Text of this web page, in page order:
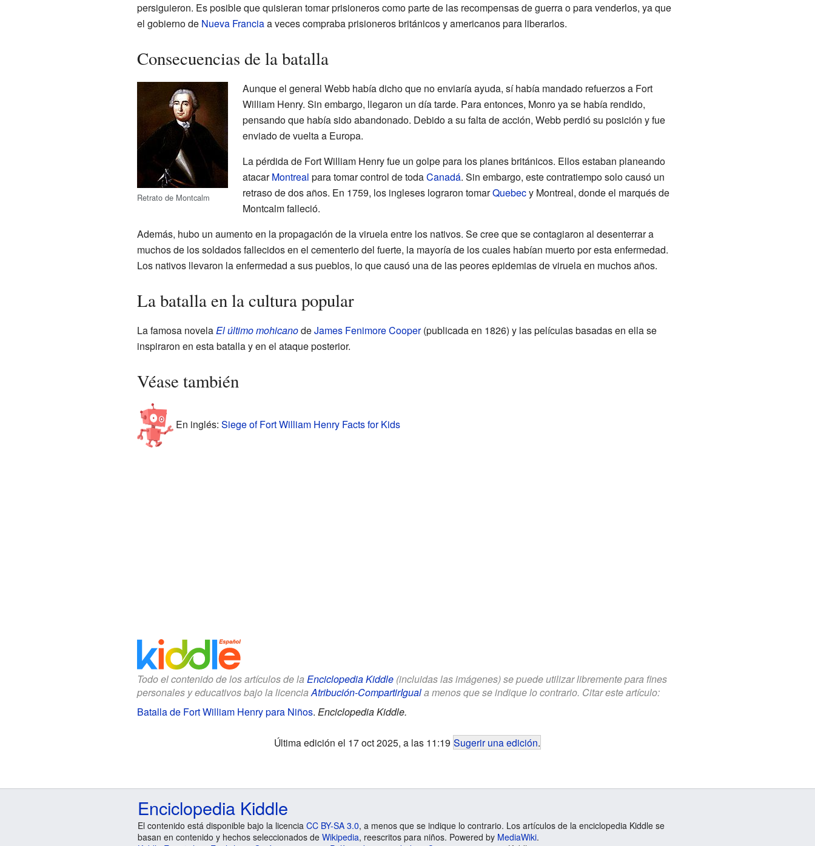
persiguieron. Es posible que quisieran tomar prisioneros como parte de las recompensas de guerra o para venderlos, ya que
el gobierno de Nueva Franciaa veces compraba prisioneros británicos y americanos para liberarlos.
Consecuencias de la batalla
Retrato de Montcalm
Aunque el general Webb había dicho que no enviaría ayuda, sí había mandado refuerzos a Fort
William Henry. Sin embargo, llegaron un día tarde. Para entonces, Monro ya se había rendido,
pensando que había sido abandonado. Debido a su falta de acción, Webb perdió su posición y fue
enviado de vuelta a Europa.
La pérdida de Fort William Henry fue un golpe para los planes británicos. Ellos estaban planeando
atacarMontreal para tomar control de todaCanadá. Sin embargo, este contratiempo solo causó un
retraso de dos años. En 1759, los ingleses lograron tomarQuebecy Montreal, donde el marqués de
Montcalm falleció.
Además, hubo un aumento en la propagación de la viruela entre los nativos. Se cree que se contagiaron al desenterrar a
muchos de los soldados fallecidos en el cementerio del fuerte, la mayoría de los cuales habían muerto por esta enfermedad.
Los nativos llevaron la enfermedad a sus pueblos, lo que causó una de las peores epidemias de viruela en muchos años.
La batalla en la cultura popular
La famosa novelaEl último mohicanodeJames Fenimore Cooper(publicada en 1826) y las películas basadas en ella se
inspiraron en esta batalla y en el ataque posterior.
Véase también
En inglés: Siege of Fort William Henry Facts for Kids
Todo el contenido de los artículos de la Enciclopedia Kiddle(incluidas las imágenes) se puede utilizar libremente para fines
personales y educativos bajo la licenciaAtribución-CompartirIguala menos que se indique lo contrario. Citar este artículo:
Batalla de Fort William Henry para Niños. Enciclopedia Kiddle.
Última edición el 17 oct 2025, a las 11:19 Sugerir una edición.
Enciclopedia Kiddle
El contenido está disponible bajo la licencia CC BY-SA 3.0, a menos que se indique lo contrario. Los artículos de la enciclopedia Kiddle se
basan en contenido y hechos seleccionados de Wikipedia, reescritos para niños. Powered by MediaWiki.